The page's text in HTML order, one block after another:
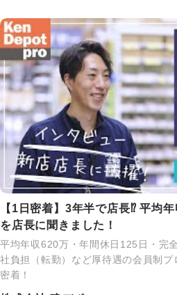
【1日密着】3年半で店長⁉ 平均
を店長に聞きました！
平均年収620万・年間休日125日・完
社負担（転勤）など厚待遇の会員制プ
密着！